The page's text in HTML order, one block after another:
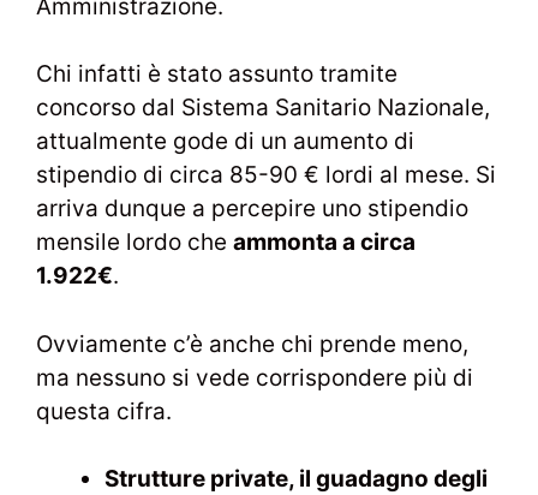
Amministrazione.
Chi infatti è stato assunto tramite
concorso dal Sistema Sanitario Nazionale,
attualmente gode di un aumento di
stipendio di circa 85-90 € lordi al mese. Si
arriva dunque a percepire uno stipendio
mensile lordo che ammonta a circa
1.922€.
Ovviamente c’è anche chi prende meno,
ma nessuno si vede corrispondere più di
questa cifra.
Strutture private, il guadagno degli